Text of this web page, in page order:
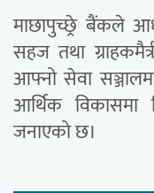
माछापुच्छ्रे बैंकले
सहज तथा
आफ्नो सेवा
आर्थिक विकासमा
जनाएको छ।